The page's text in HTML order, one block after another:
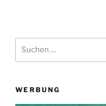
WERBUNG